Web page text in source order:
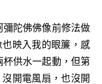
陀佛佛像前修法做
映入我的眼簾，感
供水一起動，但第
開電風扇，也沒開